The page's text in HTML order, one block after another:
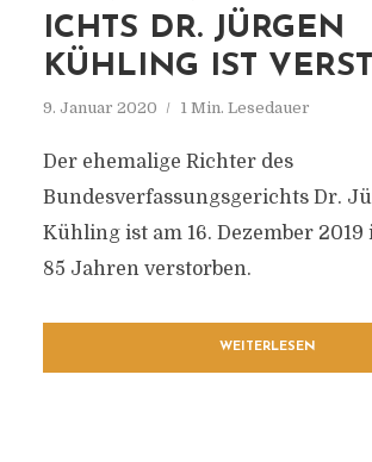
ICHTS DR. JÜRGEN
KÜHLING IST
9. Januar 2020 1 Min. Lesedauer
Der ehemalige Richter des
Bundesverfassungsgerichts Dr.
Kühling ist am 16. Dezember
85 Jahren verstorben.
WEITERLESEN